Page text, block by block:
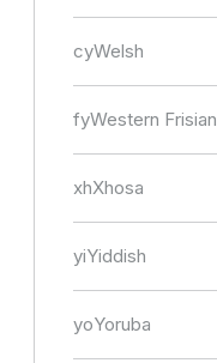
cyWelsh
fyWestern Frisian
xhXhosa
yiYiddish
yoYoruba